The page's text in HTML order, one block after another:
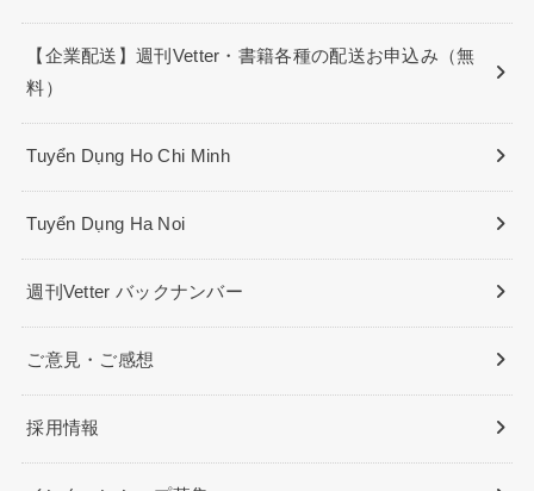
【企業配送】週刊Vetter・書籍各種の配送お申込み（無
料）
Tuyển Dụng Ho Chi Minh
Tuyển Dụng Ha Noi
週刊Vetter バックナンバー
ご意見・ご感想
採用情報